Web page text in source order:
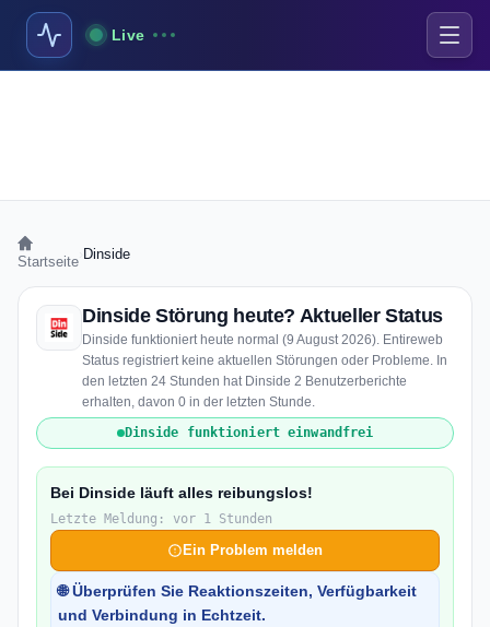
Live
Startseite Dinside
Dinside Störung heute? Aktueller Status
Dinside funktioniert heute normal (9 August 2026). Entireweb
Status registriert keine aktuellen Störungen oder Probleme. In
den letzten 24 Stunden hat Dinside 2 Benutzerberichte
erhalten, davon 0 in der letzten Stunde.
Dinside funktioniert einwandfrei
Bei Dinside läuft alles reibungslos!
Letzte Meldung: vor 1 Stunden
Ein Problem melden
🌐 Überprüfen Sie Reaktionszeiten, Verfügbarkeit
und Verbindung in Echtzeit.